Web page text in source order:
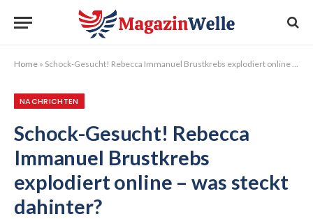
Home » Schock-Gesucht! Rebecca Immanuel Brustkrebs explodiert online – was steckt dahinter?
NACHRICHTEN
Schock-Gesucht! Rebecca
Immanuel Brustkrebs
explodiert online – was steckt
dahinter?